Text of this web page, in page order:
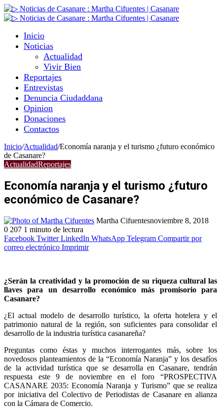
Inicio
Noticias
Actualidad
Vivir Bien
Reportajes
Entrevistas
Denuncia Ciudaddana
Opinion
Donaciones
Contactos
Inicio/Actualidad/Economía naranja y el turismo ¿futuro económico
de Casanare?
ActualidadReportajes
Economía naranja y el turismo ¿futuro
económico de Casanare?
Martha Cifuentesnoviembre 8, 2018
0 207 1 minuto de lectura
Facebook Twitter LinkedIn WhatsApp Telegram Compartir por
correo electrónico Imprimir
¿Serán la creatividad y la promoción de su riqueza cultural las
llaves para un desarrollo económico más promisorio para
Casanare?
¿El actual modelo de desarrollo turístico, la oferta hotelera y el
patrimonio natural de la región, son suficientes para consolidar el
desarrollo de la industria turística casanareña?
Preguntas como éstas y muchos interrogantes más, sobre los
novedosos planteamientos de la “Economía Naranja” y los desafíos
de la actividad turística que se desarrolla en Casanare, tendrán
respuesta este 9 de noviembre en el foro “PROSPECTIVA
CASANARE 2035: Economía Naranja y Turismo” que se realiza
por iniciativa del Colectivo de Periodistas de Casanare en alianza
con la Cámara de Comercio.